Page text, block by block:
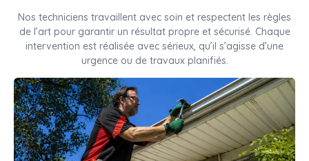
Nos techniciens travaillent avec soin et respectent les règles
de l’art pour garantir un résultat propre et sécurisé. Chaque
intervention est réalisée avec sérieux, qu’il s’agisse d’une
urgence ou de travaux planifiés.